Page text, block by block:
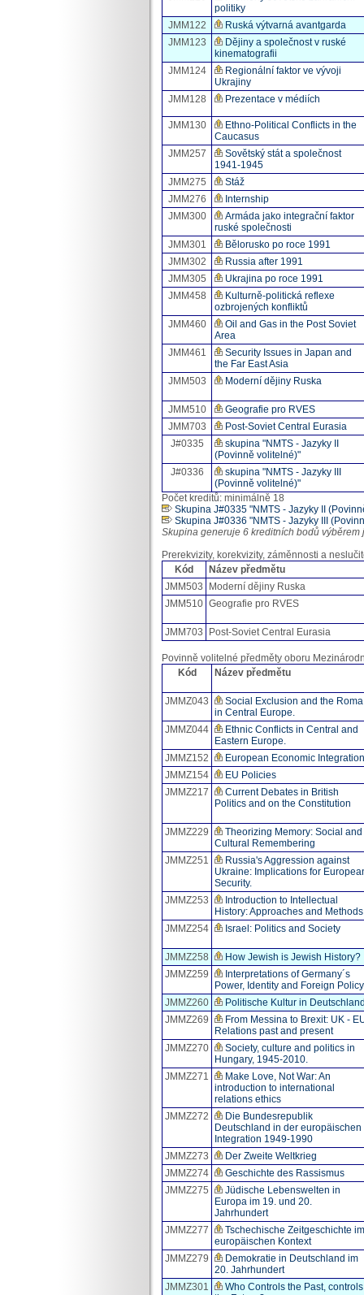
politiky
JMM122
Ruská výtvarná avantgarda
JMM123
Dějiny a společnost v ruské
kinematografii
JMM124
Regionální faktor ve vývoji
Ukrajiny
JMM128
Prezentace v médiích
JMM130
Ethno-Political Conflicts in the
Caucasus
JMM257
Sovětský stát a společnost
1941-1945
JMM275
Stáž
JMM276
Internship
JMM300
Armáda jako integrační faktor
ruské společnosti
JMM301
Bělorusko po roce 1991
JMM302
Russia after 1991
JMM305
Ukrajina po roce 1991
JMM458
Kulturně-politická reflexe
ozbrojených konfliktů
JMM460
Oil and Gas in the Post Soviet
Area
JMM461
Security Issues in Japan and
the Far East Asia
JMM503
Moderní dějiny Ruska
JMM510
Geografie pro RVES
JMM703
Post-Soviet Central Eurasia
J#0335
skupina "NMTS - Jazyky II
(Povinně volitelné)"
J#0336
skupina "NMTS - Jazyky III
(Povinně volitelné)"
Počet kreditů: minimálně 18
Skupina J#0335 "NMTS - Jazyky II
Skupina J#0336 "NMTS - Jazyky III
Skupina generuje 6 kreditních bodů
Prerekvizity, korekvizity, záměnnosti a
Kód
Název předmětu
JMM503
Moderní dějiny Ruska
JMM510 Geografie pro RVES
JMM703 Post-Soviet Central Eurasia
Povinně volitelné předměty oboru
Kód
Název předmětu
JMMZ043
Social Exclusion and the Roma
in Central Europe.
JMMZ044
Ethnic Conflicts in Central and
Eastern Europe.
JMMZ152
European Economic Integration
JMMZ154
EU Policies
JMMZ217
Current Debates in British
Politics and on the Constitution
JMMZ229
Theorizing Memory: Social and
Cultural Remembering
JMMZ251
Russia's Aggression against
Ukraine: Implications for
Security.
JMMZ253
Introduction to Intellectual
History: Approaches and Methods
JMMZ254
Israel: Politics and Society
JMMZ258
How Jewish is Jewish History?
JMMZ259
Interpretations of Germany´s
Power, Identity and Foreign
JMMZ260
Politische Kultur in
JMMZ269
From Messina to Brexit: UK -
Relations past and present
JMMZ270
Society, culture and politics in
Hungary, 1945-2010.
JMMZ271
Make Love, Not War: An
introduction to international
relations ethics
JMMZ272
Die Bundesrepublik
Deutschland in der europäischen
Integration 1949-1990
JMMZ273
Der Zweite Weltkrieg
JMMZ274
Geschichte des Rassismus
JMMZ275
Jüdische Lebenswelten in
Europa im 19. und 20.
Jahrhundert
JMMZ277
Tschechische Zeitgeschichte im
europäischen Kontext
JMMZ279
Demokratie in Deutschland im
20. Jahrhundert
JMMZ301
Who Controls the Past, controls